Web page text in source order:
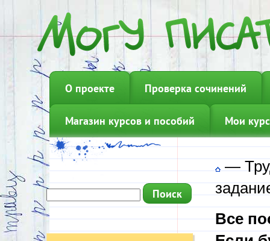
О проекте Проверка сочинений
Магазин курсов и пособий Мои
—
Все